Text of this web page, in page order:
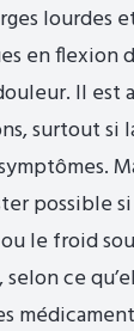
lourdes
en flexion
Il est
surtout si
possible
le froid
ce